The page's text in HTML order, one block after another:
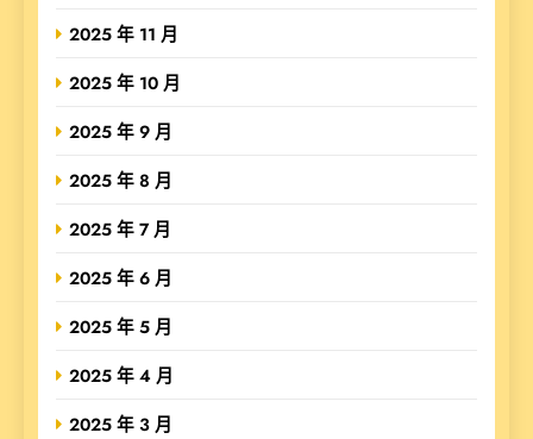
2025 年 11 月
2025 年 10 月
2025 年 9 月
2025 年 8 月
2025 年 7 月
2025 年 6 月
2025 年 5 月
2025 年 4 月
2025 年 3 月